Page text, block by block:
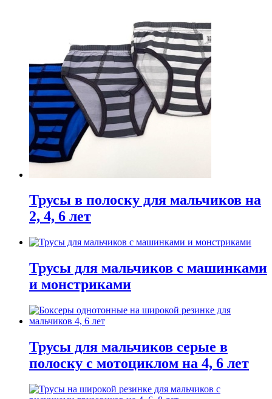
Трусы в полоску для мальчиков на
2, 4, 6 лет
Трусы для мальчиков с машинками
и монстриками
Трусы для мальчиков серые в
полоску с мотоциклом на 4, 6 лет